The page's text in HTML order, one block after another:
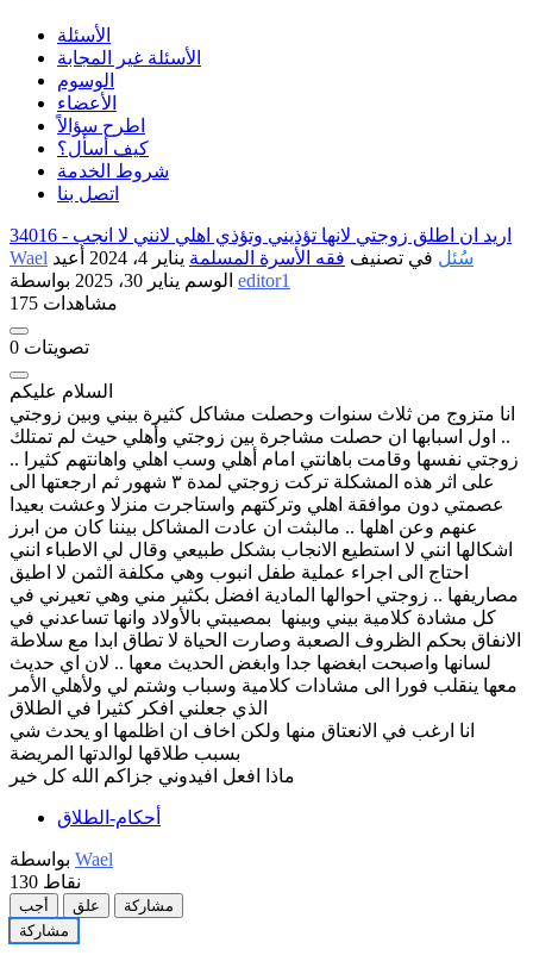
الأسئلة
الأسئلة غير المجابة
الوسوم
الأعضاء
اطرح سؤالاً
كيف أسأل؟
شروط الخدمة
اتصل بنا
34016 - اريد ان اطلق زوجتي لانها تؤذيني وتؤذي اهلي لانني لا انجب
Wael
سُئل في تصنيف فقه الأسرة المسلمة يناير 4، 2024
أعيد
الوسم يناير 30، 2025
editor1
175 مشاهدات
0 تصويتات
السلام عليكم
انا متزوج من ثلاث سنوات وحصلت مشاكل كثيرة بيني وبين زوجتي
.. اول اسبابها ان حصلت مشاجرة بين زوجتي وأهلي حيث لم تمتلك
زوجتي نفسها وقامت باهانتي امام أهلي وسب اهلي واهانتهم كثيرا ..
على اثر هذه المشكلة تركت زوجتي لمدة ٣ شهور ثم ارجعتها الى
عصمتي دون موافقة اهلي وتركتهم واستاجرت منزلا وعشت بعيدا
عنهم وعن اهلها .. مالبثت ان عادت المشاكل بيننا كان من ابرز
اشكالها انني لا استطيع الانجاب بشكل طبيعي وقال لي الاطباء انني
احتاج الى اجراء عملية طفل انبوب وهي مكلفة الثمن لا اطيق
مصاريفها .. زوجتي احوالها المادية افضل بكثير مني وهي تعيرني في
كل مشادة كلامية بيني وبينها بمصيبتي بالأولاد وانها تساعدني في
الانفاق بحكم الظروف الصعبة وصارت الحياة لا تطاق ابدا مع سلاطة
لسانها واصبحت ابغضها جدا وابغض الحديث معها .. لان اي حديث
معها ينقلب فورا الى مشادات كلامية وسباب وشتم لي ولأهلي الأمر
الذي جعلني افكر كثيرا في الطلاق
انا ارغب في الانعتاق منها ولكن اخاف ان اظلمها او يحدث شي
بسبب طلاقها لوالدتها المريضة
ماذا افعل افيدوني جزاكم الله كل خير
أحكام-الطلاق
Wael
130 نقاط
أجب علق
مشاركة
مشاركة